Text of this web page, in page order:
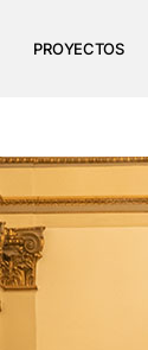
PROYECTOS